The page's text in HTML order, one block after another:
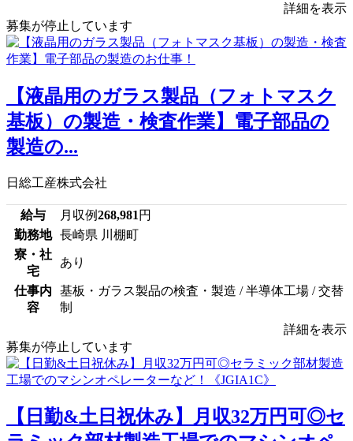
詳細を表示
募集が停止しています
【液晶用のガラス製品（フォトマスク
基板）の製造・検査作業】電子部品の
製造の...
日総工産株式会社
給与 月収例268,981 円
勤務地
長崎県 川棚町
寮・社
宅
あり
仕事内
容
基板・ガラス製品の検査・製造 / 半導体工場 / 交替
制
詳細を表示
募集が停止しています
【日勤&土日祝休み】月収32万円可◎セ